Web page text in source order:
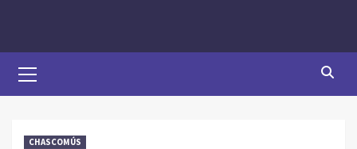
Menu
CHASCOMÚS